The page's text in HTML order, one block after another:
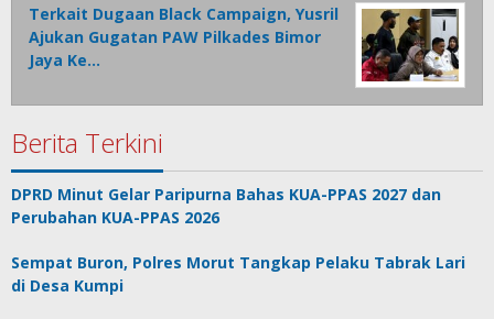
Terkait Dugaan Black Campaign, Yusril
Ajukan Gugatan PAW Pilkades Bimor
Jaya Ke…
Berita Terkini
DPRD Minut Gelar Paripurna Bahas KUA-PPAS 2027 dan
Perubahan KUA-PPAS 2026
Sempat Buron, Polres Morut Tangkap Pelaku Tabrak Lari
di Desa Kumpi